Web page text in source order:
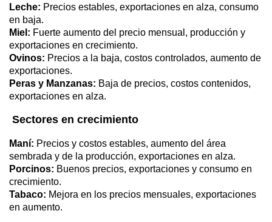
Leche: Precios estables, exportaciones en alza, consumo
en baja.
Miel: Fuerte aumento del precio mensual, producción y
exportaciones en crecimiento.
Ovinos: Precios a la baja, costos controlados, aumento de
exportaciones.
Peras y Manzanas: Baja de precios, costos contenidos,
exportaciones en alza.
Sectores en crecimiento
Maní: Precios y costos estables, aumento del área
sembrada y de la producción, exportaciones en alza.
Porcinos: Buenos precios, exportaciones y consumo en
crecimiento.
Tabaco: Mejora en los precios mensuales, exportaciones
en aumento.